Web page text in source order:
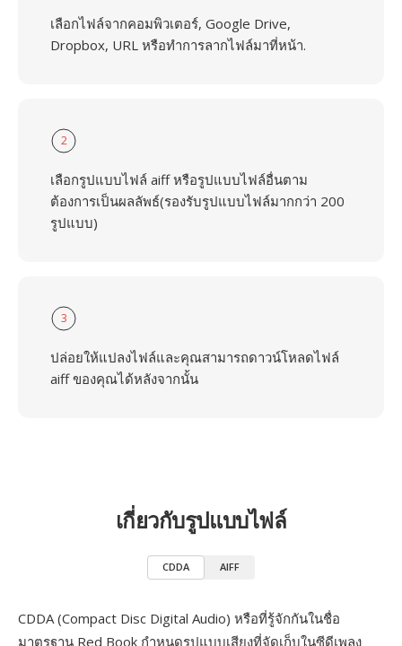
เลือกไฟล์จากคอมพิวเตอร์, Google Drive,
Dropbox, URL หรือทำการลากไฟล์มาที่หน้า.
2
เลือกรูปแบบไฟล์ aiff หรือรูปแบบไฟล์อื่นตาม
ต้องการเป็นผลลัพธ์(รองรับรูปแบบไฟล์มากกว่า 200
รูปแบบ)
3
ปล่อยให้แปลงไฟล์และคุณสามารถดาวน์โหลดไฟล์
aiff ของคุณได้หลังจากนั้น
เกี่ยวกับรูปแบบไฟล์
CDDA AIFF
CDDA (Compact Disc Digital Audio) หรือที่รู้จักกันในชื่อ
มาตรฐาน Red Book กำหนดรูปแบบเสียงที่จัดเก็บในซีดีเพลง